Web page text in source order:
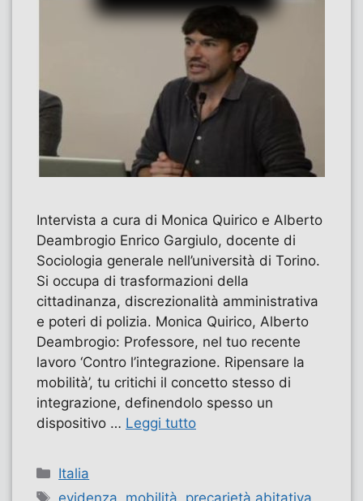
Intervista a cura di Monica Quirico e Alberto
Deambrogio Enrico Gargiulo, docente di
Sociologia generale nell’università di Torino.
Si occupa di trasformazioni della
cittadinanza, discrezionalità amministrativa
e poteri di polizia. Monica Quirico, Alberto
Deambrogio: Professore, nel tuo recente
lavoro ‘Contro l’integrazione. Ripensare la
mobilità’, tu critichi il concetto stesso di
integrazione, definendolo spesso un
dispositivo … Leggi tutto
Categorie
Italia
Tag
evidenza mobilità precarietà abitativa